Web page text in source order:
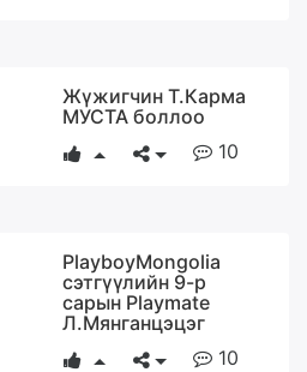
Жүжигчин Т.Карма
МУСТА боллоо
10
PlayboyMongolia
сэтгүүлийн 9-р
сарын Playmate
Л.Мянганцэцэг
10